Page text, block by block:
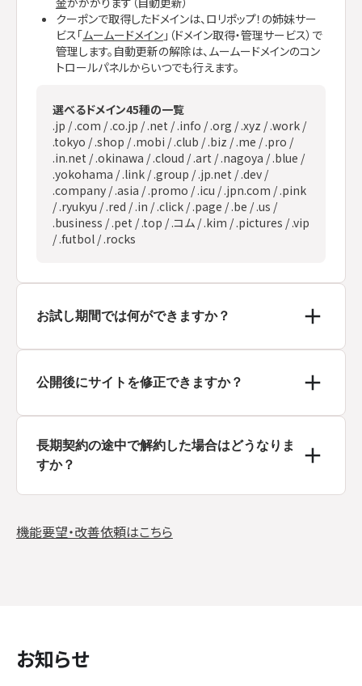
クーポンで取得したドメインは、ロリポップ！の姉妹サー
ビス「ムームードメイン」（ドメイン取得・管理サービス）で
管理します。自動更新の解除は、ムームードメインのコン
トロールパネルからいつでも行えます。
選べるドメイン45種の一覧
.jp / .com / .co.jp / .net / .info / .org / .xyz / .work /
.tokyo / .shop / .mobi / .club / .biz / .me / .pro /
.in.net / .okinawa / .cloud / .art / .nagoya / .blue /
.yokohama / .link / .group / .jp.net / .dev /
.company / .asia / .promo / .icu / .jpn.com / .pink
/ .ryukyu / .red / .in / .click / .page / .be / .us /
.business / .pet / .top / .コム / .kim / .pictures / .vip
/ .futbol / .rocks
お試し期間では何ができますか？
試しいただけます。お試し期間終了後は月額660円〜でご利
用いただけます。
公開後にサイトを修正できますか？
長期契約の途中で解約した場合はどうなりま
すか？
したい場合は、更新日の前に解約のお手続きをしてください。
機能要望・改善依頼はこちら
お知らせ